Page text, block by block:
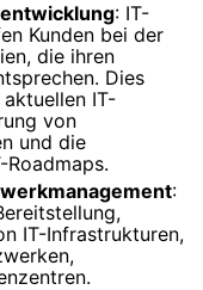
: IT-
Kunden bei der
die ihren
Dies
IT-
von
und die
:
IT-Infrastrukturen,